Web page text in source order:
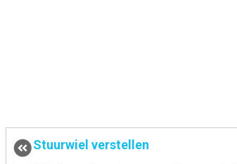
Stuurwiel verstellen